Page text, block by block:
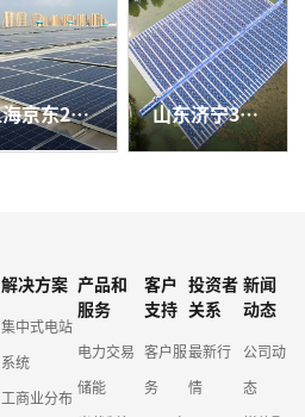
上海京东2.43兆瓦屋顶分布式项目 山东济宁300千瓦水面漂浮分布式光伏电站
解决方案
集中式电站
系统
工商业分布
产品和
服务
电力交易
储能
客户
支持
客户服
务
投资者
关系
最新行
情
新闻
动态
公司动
态